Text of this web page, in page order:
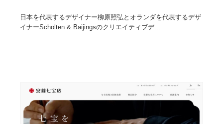
日本を代表するデザイナー柳原照弘とオランダを代表するデザ
イナーScholten & Baijingsのクリエイティブデ...